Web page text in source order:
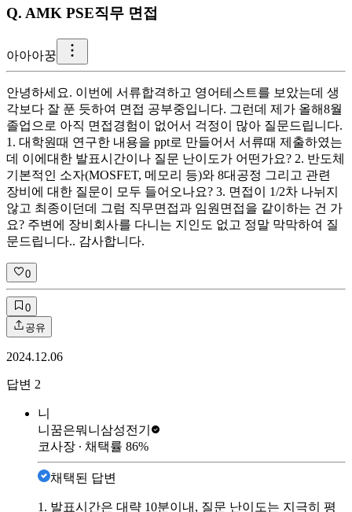
Q. AMK PSE직무 면접
아아아꿍
안녕하세요. 이번에 서류합격하고 영어테스트를 보았는데 생
각보다 잘 푼 듯하여 면접 공부중입니다. 그런데 제가 올해8월
졸업으로 아직 면접경험이 없어서 걱정이 많아 질문드립니다.
1. 대학원때 연구한 내용을 ppt로 만들어서 서류때 제출하였는
데 이에대한 발표시간이나 질문 난이도가 어떤가요? 2. 반도체
기본적인 소자(MOSFET, 메모리 등)와 8대공정 그리고 관련
장비에 대한 질문이 모두 들어오나요? 3. 면접이 1/2차 나뉘지
않고 최종이던데 그럼 직무면접과 임원면접을 같이하는 건 가
요? 주변에 장비회사를 다니는 지인도 없고 정말 막막하여 질
문드립니다.. 감사합니다.
0
0
공유
2024.12.06
답변 2
니
니꿈은뭐니 삼성전기
코사장 ∙ 채택률 86%
채택된 답변
1. 발표시간은 대략 10분이내, 질문 난이도는 지극히 평